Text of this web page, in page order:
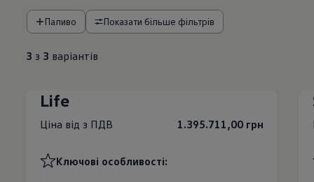
Паливо Показати більше фільтрів
3 з 3 варіантів
Life
Ціна від з ПДВ 1.395.711,00 грн
Ключові особливості: